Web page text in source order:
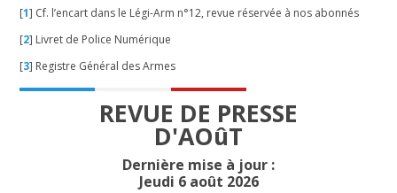
[1] Cf. l’encart dans le Légi-Arm n°12, revue réservée à nos abonnés
[2] Livret de Police Numérique
[3] Registre Général des Armes
REVUE DE PRESSE
D'AOûT
Dernière mise à jour :
Jeudi 6 août 2026